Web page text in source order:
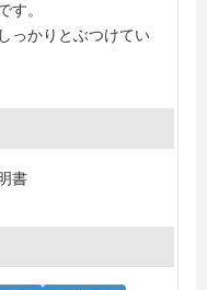
す。
っかりとぶつけてい
書